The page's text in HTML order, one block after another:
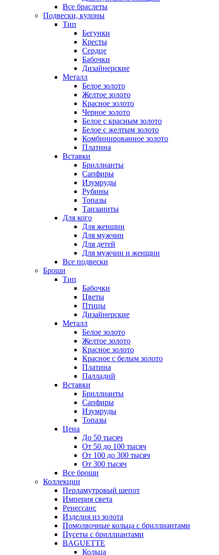
Все браслеты
Подвески, кулоны
Тип
Бегунки
Кресты
Сердце
Бабочки
Дизайнерские
Металл
Белое золото
Желтое золото
Красное золото
Черное золото
Белое с красным золото
Белое с желтым золото
Комбинированное золото
Платина
Вставки
Бриллианты
Сапфиры
Изумруды
Рубины
Топазы
Танзаниты
Для кого
Для женщин
Для мужчин
Для детей
Для мужчин и женщин
Все подвески
Броши
Тип
Бабочки
Цветы
Птицы
Дизайнерские
Металл
Белое золото
Желтое золото
Красное золото
Красное с белым золото
Платина
Палладий
Вставки
Бриллианты
Сапфиры
Изумруды
Топазы
Цена
До 50 тысяч
От 50 до 100 тысяч
От 100 до 300 тысяч
От 300 тысяч
Все броши
Коллекции
Перламутровый шепот
Империя света
Ренессанс
Изделия из золота
Помолвочные кольца с бриллиантами
Пусеты с бриллиантами
BAGUETTE
Кольца